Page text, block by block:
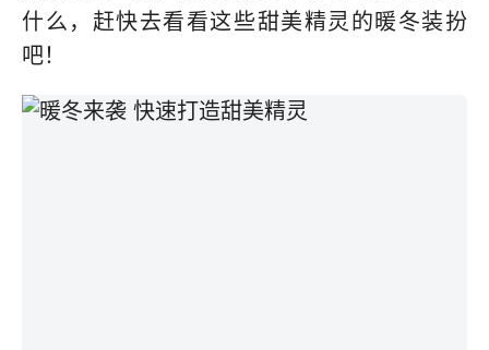
什么，赶快去看看这些甜美精灵的暖冬装扮
吧！